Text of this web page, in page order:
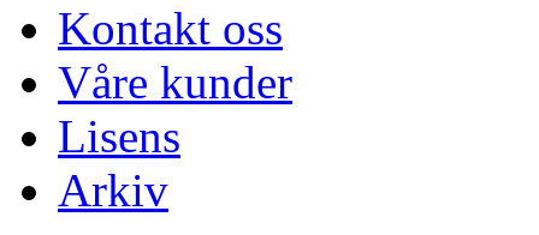
Kontakt oss
Våre kunder
Lisens
Arkiv